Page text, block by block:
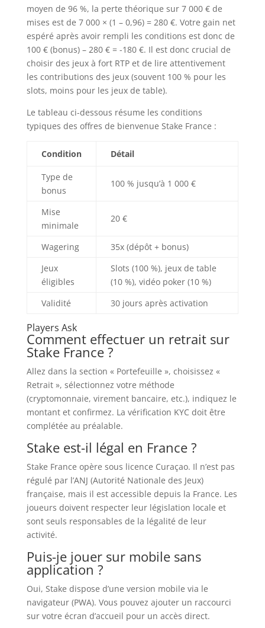
moyen de 96 %, la perte théorique sur 7 000 € de
mises est de 7 000 × (1 – 0,96) = 280 €. Votre gain net
espéré après avoir rempli les conditions est donc de
100 € (bonus) – 280 € = -180 €. Il est donc crucial de
choisir des jeux à fort RTP et de lire attentivement
les contributions des jeux (souvent 100 % pour les
slots, moins pour les jeux de table).
Le tableau ci-dessous résume les conditions
typiques des offres de bienvenue Stake France :
Condition Détail
Type de
bonus
100 % jusqu’à 1 000 €
Mise
minimale
20 €
Wagering
35x (dépôt + bonus)
Jeux
éligibles
Slots (100 %), jeux de table
(10 %), vidéo poker (10 %)
Validité
30 jours après activation
Players Ask
Comment effectuer un retrait sur
Stake France ?
Allez dans la section « Portefeuille », choisissez «
Retrait », sélectionnez votre méthode
(cryptomonnaie, virement bancaire, etc.), indiquez le
montant et confirmez. La vérification KYC doit être
complétée au préalable.
Stake est-il légal en France ?
Stake France opère sous licence Curaçao. Il n’est pas
régulé par l’ANJ (Autorité Nationale des Jeux)
française, mais il est accessible depuis la France. Les
joueurs doivent respecter leur législation locale et
sont seuls responsables de la légalité de leur
activité.
Puis-je jouer sur mobile sans
application ?
Oui, Stake dispose d’une version mobile via le
navigateur (PWA). Vous pouvez ajouter un raccourci
sur votre écran d’accueil pour un accès direct.